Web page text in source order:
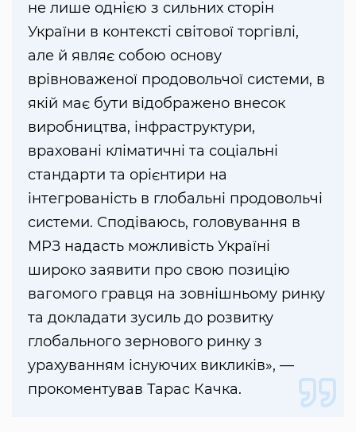
не лише однією з сильних сторін
України в контексті світової торгівлі,
але й являє собою основу
врівноваженої продовольчої системи, в
якій має бути відображено внесок
виробництва, інфраструктури,
враховані кліматичні та соціальні
стандарти та орієнтири на
інтегрованість в глобальні продовольчі
системи. Сподіваюсь, головування в
МРЗ надасть можливість Україні
широко заявити про свою позицію
вагомого гравця на зовнішньому ринку
та докладати зусиль до розвитку
глобального зернового ринку з
урахуванням існуючих викликів», —
прокоментував Тарас Качка.